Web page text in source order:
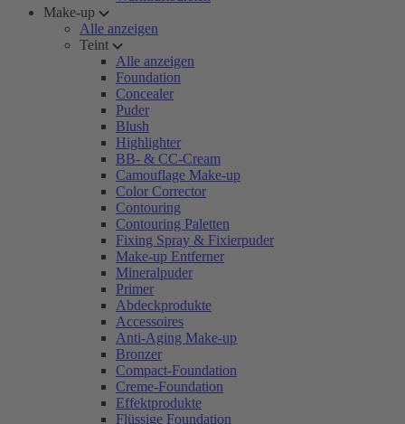
Make-up
Alle anzeigen
Teint
Alle anzeigen
Foundation
Concealer
Puder
Blush
Highlighter
BB- & CC-Cream
Camouflage Make-up
Color Corrector
Contouring
Contouring Paletten
Fixing Spray & Fixierpuder
Make-up Entferner
Mineralpuder
Primer
Abdeckprodukte
Accessoires
Anti-Aging Make-up
Bronzer
Compact-Foundation
Creme-Foundation
Effektprodukte
Flüssige Foundation